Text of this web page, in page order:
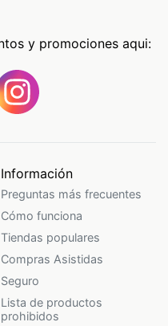
y promociones aqui:
Información
Preguntas más frecuentes
Cómo funciona
Tiendas populares
Compras Asistidas
Seguro
Lista de productos
prohibidos